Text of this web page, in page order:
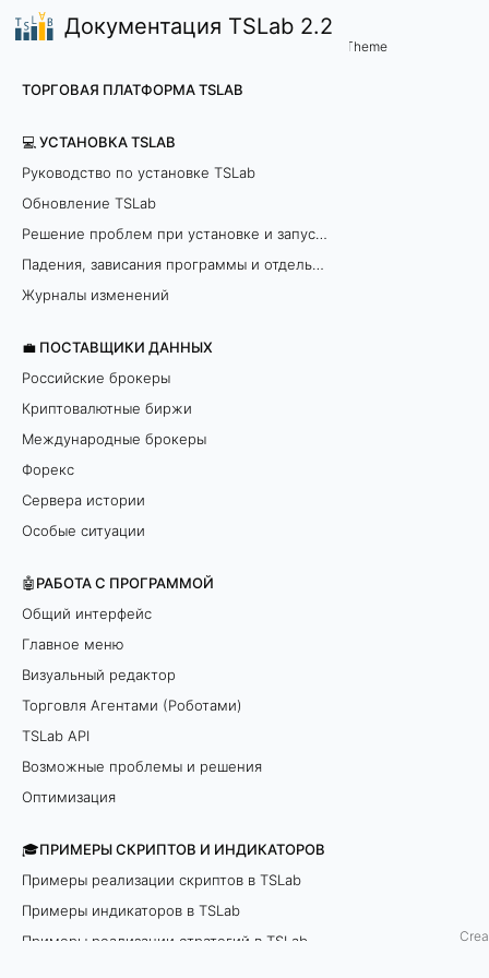
Документация TSLab 2.2
ТОРГОВАЯ ПЛАТФОРМА TSLAB
💻 УСТАНОВКА TSLAB
Руководство по установке TSLab
Обновление TSLab
Решение проблем при установке и запуске программы
Падения, зависания программы и отдельных модулей
Журналы изменений
💼 ПОСТАВЩИКИ ДАННЫХ
Российские брокеры
Криптовалютные биржи
Международные брокеры
Форекс
Сервера истории
Особые ситуации
🤖РАБОТА С ПРОГРАММОЙ
Общий интерфейс
Главное меню
Визуальный редактор
Торговля Агентами (Роботами)
TSLab API
Возможные проблемы и решения
Оптимизация
🎓ПРИМЕРЫ СКРИПТОВ И ИНДИКАТОРОВ
Примеры реализации скриптов в TSLab
Примеры индикаторов в TSLab
Примеры реализации стратегий в TSLab
a
b
FAQ visual editor
Опционные скрипты
Theme